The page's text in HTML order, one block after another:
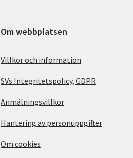
Om webbplatsen
Villkor och information
SVs Integritetspolicy, GDPR
Anmälningsvillkor
Hantering av personuppgifter
Om cookies